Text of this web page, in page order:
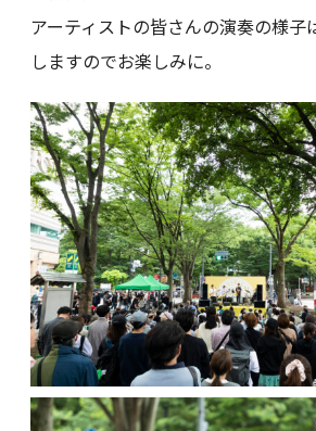
アーティストの皆さんの演奏の様子
しますのでお楽しみに。